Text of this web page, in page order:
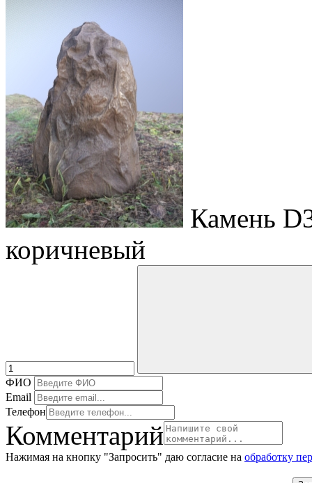
Камень
коричневый
ФИО
Email
Телефон
Комментарий
Нажимая на кнопку "Запросить" даю согласие на обработку